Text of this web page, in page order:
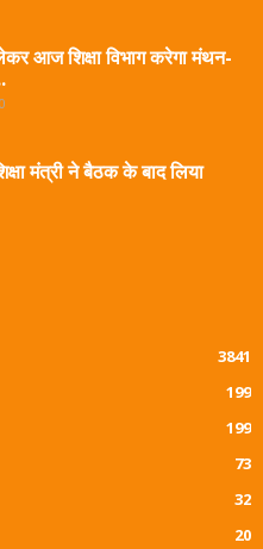
आज शिक्षा विभाग करेगा मंथन-
मंत्री ने बैठक के बाद लिया
3841
199
199
73
32
20